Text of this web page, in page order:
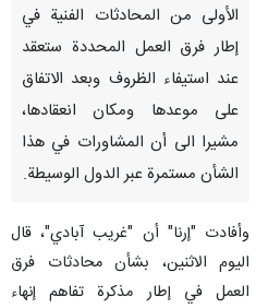
الأولى من المحادثات الفنية في
إطار فرق العمل المحددة ستعقد
عند استیفاء الظروف وبعد الاتفاق
على موعدها ومكان انعقادها،
مشيرا الى أن المشاورات في هذا
الشأن مستمرة عبر الدول الوسيطة.
وأفادت "إرنا" أن "غريب آبادي"، قال
اليوم الاثنين، بشأن محادثات فرق
العمل في إطار مذكرة تفاهم إنهاء